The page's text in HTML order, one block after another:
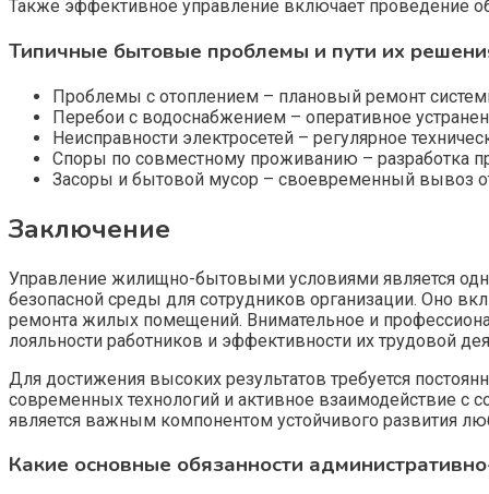
Также эффективное управление включает проведение
Типичные бытовые проблемы и пути их
Проблемы с отоплением – плановый ремонт
Перебои с водоснабжением – оперативное
Неисправности электросетей – регулярное
Споры по совместному проживанию – разработка
Засоры и бытовой мусор – своевременный вывоз
Заключение
Управление жилищно-бытовыми условиями является
безопасной среды для сотрудников организации. Оно
ремонта жилых помещений. Внимательное и
лояльности работников и эффективности их трудовой
Для достижения высоких результатов требуется
современных технологий и активное взаимодействие с
является важным компонентом устойчивого развития
Какие основные обязанности